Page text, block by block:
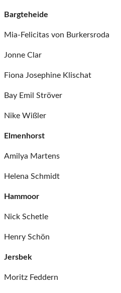
Bargteheide
Mia-Felicitas von Burkersroda
Jonne Clar
Fiona Josephine Klischat
Bay Emil Ströver
Nike Wißler
Elmenhorst
Amilya Martens
Helena Schmidt
Hammoor
Nick Schetle
Henry Schön
Jersbek
Moritz Feddern